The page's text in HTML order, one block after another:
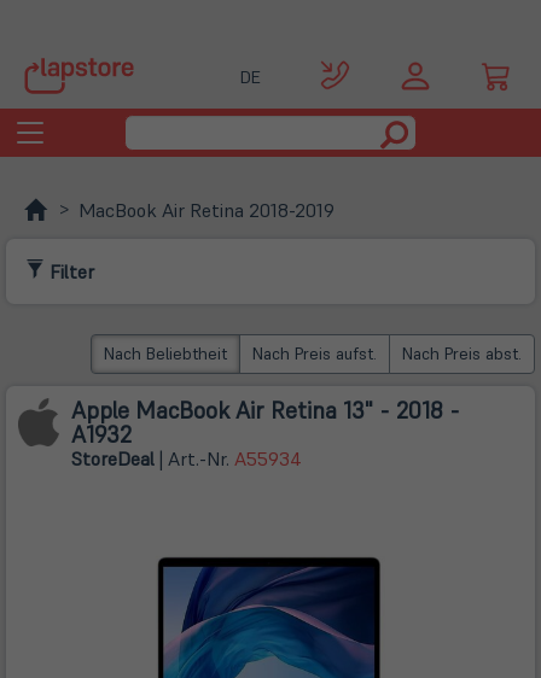
DE
Toggle
navigation
MacBook Air Retina 2018-2019
Filter
Nach Beliebtheit Nach Preis aufst. Nach Preis abst.
Apple MacBook Air Retina 13" - 2018 -
A1932
StoreDeal| Art.-Nr. A55934